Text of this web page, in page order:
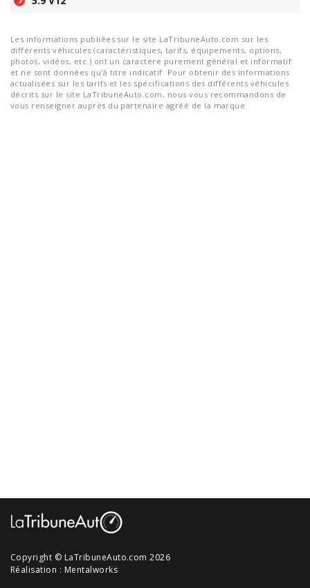
Les informations publiées sur le site LaTribuneAuto.com sur les
différents véhicules (caractéristiques, tarifs, équipements, options,
photos, vidéos, etc.) ont un caractère purement général et informatif
et ne sont données qu'à titre indicatif. Pour obtenir des informations
actualisées sur les tarifs et les spécifications des différents véhicules
décrits sur le site LaTribuneAuto.com, nous vous recommandons de
vous renseigner auprès du partenaire agréé de la marque.
Copyright © LaTribuneAuto.com 2026
Réalisation : Mentalworks